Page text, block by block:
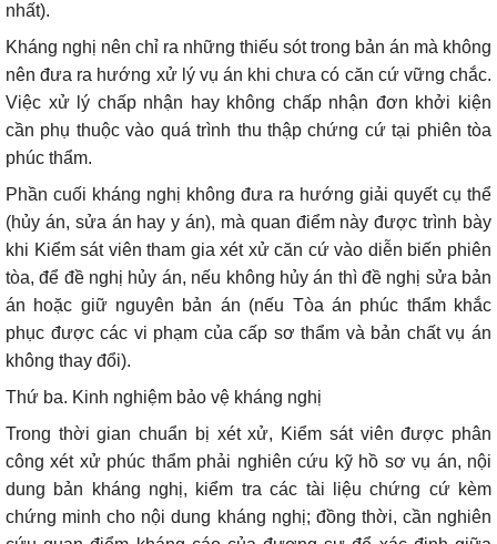
nhất).
Kháng nghị nên chỉ ra những thiếu sót trong bản án mà không
nên đưa ra hướng xử lý vụ án khi chưa có căn cứ vững chắc.
Việc xử lý chấp nhận hay không chấp nhận đơn khởi kiện
cần phụ thuộc vào quá trình thu thập chứng cứ tại phiên tòa
phúc thẩm.
Phần cuối kháng nghị không đưa ra hướng giải quyết cụ thể
(hủy án, sửa án hay y án), mà quan điểm này được trình bày
khi Kiểm sát viên tham gia xét xử căn cứ vào diễn biến phiên
tòa, để đề nghị hủy án, nếu không hủy án thì đề nghị sửa bản
án hoặc giữ nguyên bản án (nếu Tòa án phúc thẩm khắc
phục được các vi phạm của cấp sơ thẩm và bản chất vụ án
không thay đổi).
Thứ ba. Kinh nghiệm bảo vệ kháng nghị
Trong thời gian chuẩn bị xét xử, Kiểm sát viên được phân
công xét xử phúc thẩm phải nghiên cứu kỹ hồ sơ vụ án, nội
dung bản kháng nghị, kiểm tra các tài liệu chứng cứ kèm
chứng minh cho nội dung kháng nghị; đồng thời, cần nghiên